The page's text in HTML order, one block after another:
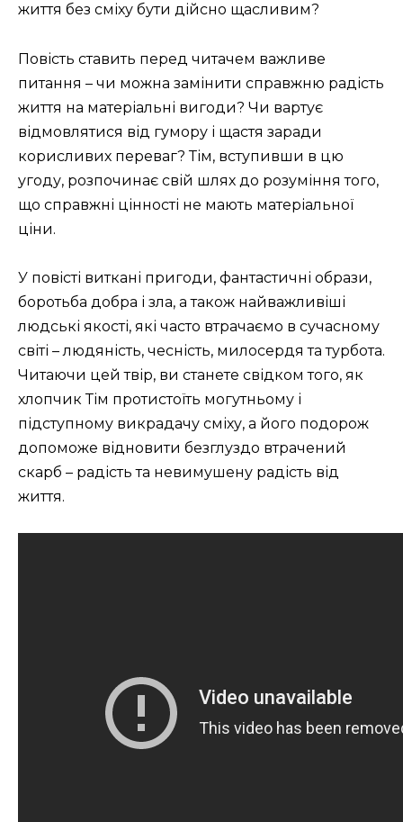
життя без сміху бути дійсно щасливим?
Повість ставить перед читачем важливе
питання – чи можна замінити справжню радість
життя на матеріальні вигоди? Чи вартує
відмовлятися від гумору і щастя заради
корисливих переваг? Тім, вступивши в цю
угоду, розпочинає свій шлях до розуміння того,
що справжні цінності не мають матеріальної
ціни.
У повісті виткані пригоди, фантастичні образи,
боротьба добра і зла, а також найважливіші
людські якості, які часто втрачаємо в сучасному
світі – людяність, чесність, милосердя та турбота.
Читаючи цей твір, ви станете свідком того, як
хлопчик Тім протистоїть могутньому і
підступному викрадачу сміху, а його подорож
допоможе відновити безглуздо втрачений
скарб – радість та невимушену радість від
життя.